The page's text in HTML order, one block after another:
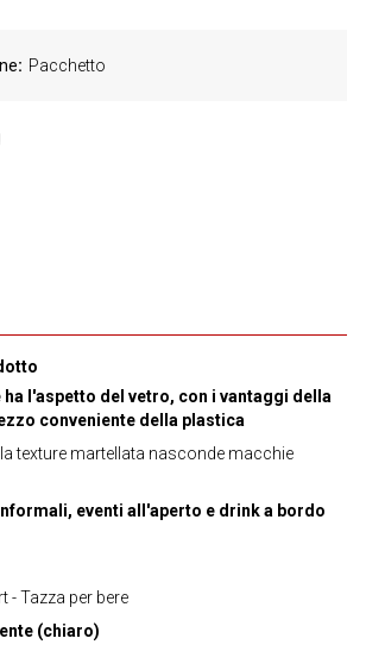
ha l'aspetto del vetro, con i vantaggi della
conveniente della plastica
la texture martellata nasconde macchie
eventi all'aperto e drink a bordo
- Tazza per bere
(chiaro)
Pacchetto